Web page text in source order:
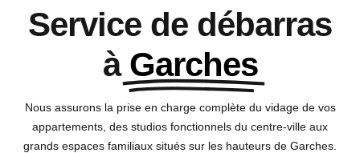
Service de débarras
à Garches
Nous assurons la prise en charge complète du vidage de vos
appartements, des studios fonctionnels du centre-ville aux
grands espaces familiaux situés sur les hauteurs de Garches.